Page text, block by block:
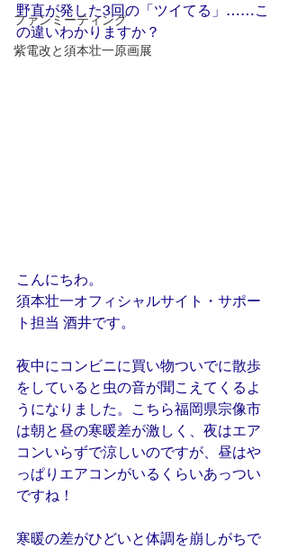
ファンミーティング
紫電改と須本壮一原画展
野直が発した3回の「ツイてる」……こ
の違いわかりますか？
こんにちわ。
須本壮一オフィシャルサイト・サポー
ト担当 酒井です。
夜中にコンビニに買い物ついでに散歩
をしていると虫の音が聞こえてくるよ
うになりました。こちら福岡県宗像市
は朝と昼の寒暖差が激しく、夜はエア
コンいらずで涼しいのですが、昼はや
っぱりエアコンがいるくらいあっつい
ですね！
寒暖の差がひどいと体調を崩しがちで